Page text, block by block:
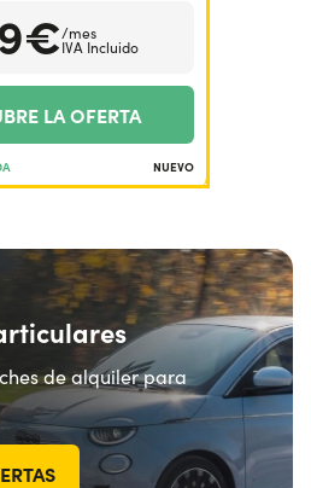
/mes
IVA Incluido
LA OFERTA
NUEVO
de alquiler para